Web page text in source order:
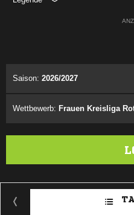
Saison: 2026/2027
Wettbewerb: Frauen Kreisliga